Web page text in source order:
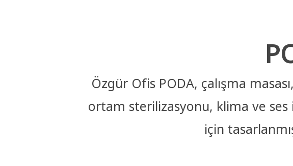
Özgür Ofis PODA, çalışma
ortam sterilizasyonu, klima ve
için